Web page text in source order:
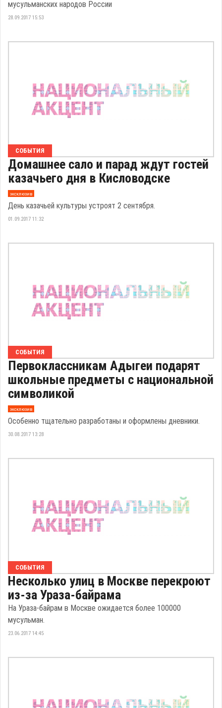
мусульманских народов России
28.09.2017 15:53
СОБЫТИЯ
Домашнее сало и парад ждут гостей
казачьего дня в Кисловодске
эксклюзив
День казачьей культуры устроят 2 сентября.
01.09.2017 11:32
СОБЫТИЯ
Первоклассникам Адыгеи подарят
школьные предметы с национальной
символикой
эксклюзив
Особенно тщательно разработаны и оформлены дневники.
30.08.2017 13:28
СОБЫТИЯ
Несколько улиц в Москве перекроют
из-за Ураза-байрама
На Ураза-байрам в Москве ожидается более 100000
мусульман.
23.06.2017 14:45